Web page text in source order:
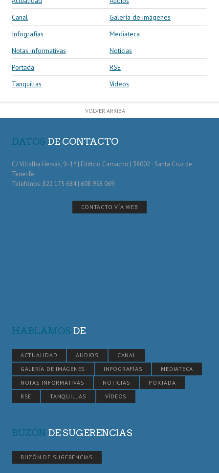
Canal
Galería de imágenes
Infografías
Mediateca
Notas informativas
Noticias
Portada
RSE
Tanquillas
Vídeos
VOLVER ARRIBA
DATOS DE CONTACTO
C/ Villalba Hervás, 9 -1º | Edificio Camacho | 38002 · Santa Cruz de
Tenerife
Telefónos: 822 175 684 | 608 958 069
CONTACTO VÍA WEB
HABLAMOS DE
ACTUALIDAD AUDIOS
CANAL
GALERÍA DE IMÁGENES
INFOGRAFÍAS
MEDIATECA
NOTAS INFORMATIVAS
NOTICIAS
PORTADA
RSE
TANQUILLAS VÍDEOS
BUZÓN DE SUGERENCIAS
BUZÓN DE SUGERENCIAS